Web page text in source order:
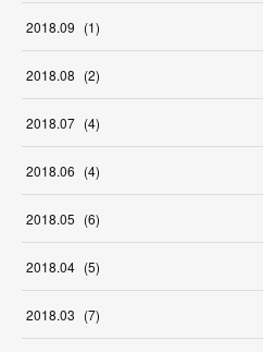
2018.09 (1)
2018.08 (2)
2018.07 (4)
2018.06 (4)
2018.05 (6)
2018.04 (5)
2018.03 (7)